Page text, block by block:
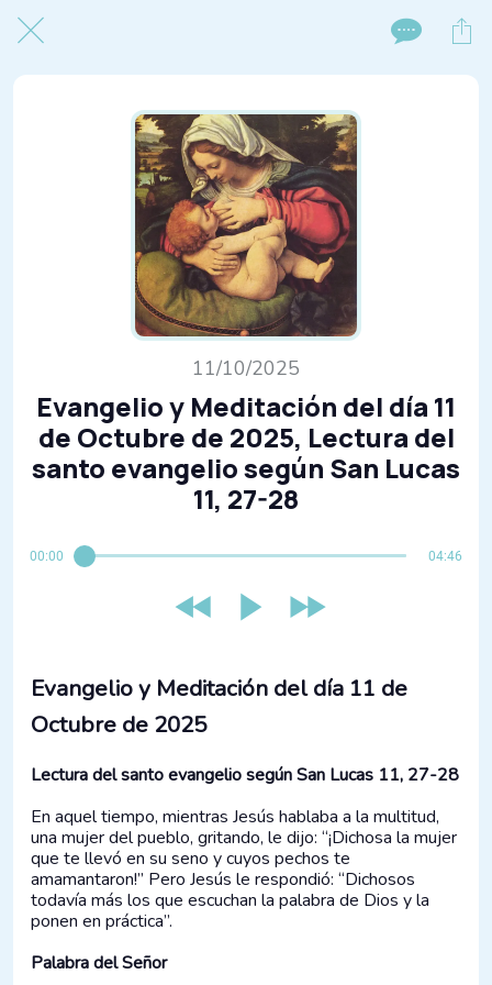
11/10/2025
Evangelio y Meditación del día 11
de Octubre de 2025, Lectura del
santo evangelio según San Lucas
11, 27-28
00:00 04:46
Evangelio y Meditación del día 11 de
Octubre de 2025
Lectura del santo evangelio según San Lucas 11, 27-28
En aquel tiempo, mientras Jesús hablaba a la multitud,
una mujer del pueblo, gritando, le dijo: “¡Dichosa la mujer
que te llevó en su seno y cuyos pechos te
amamantaron!” Pero Jesús le respondió: “Dichosos
todavía más los que escuchan la palabra de Dios y la
ponen en práctica”.
Palabra del Señor